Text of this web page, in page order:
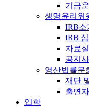
기금
생명윤리위
IRB소
IRB
자료실
공지
영산법률문
재단
출연
입학